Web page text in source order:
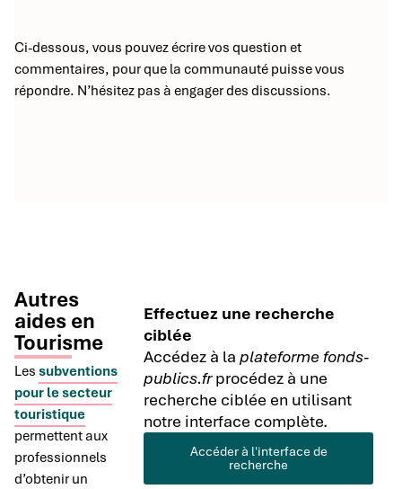
Ci-dessous, vous pouvez écrire vos question et
commentaires, pour que la communauté puisse vous
répondre. N’hésitez pas à engager des discussions.
Autres
aides en
Tourisme
Les subventions
pour le secteur
touristique
permettent aux
professionnels
d’obtenir un
Effectuez une recherche
ciblée
Accédez à laplateforme fonds-
publics.frprocédez à une
recherche ciblée en utilisant
notre interface complète.
Accéder à l'interface de
recherche